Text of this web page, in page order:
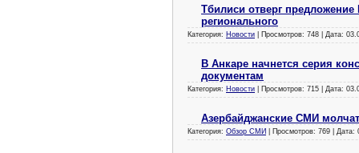
Тбилиси отверг
регионального
Категория: Новости | Просмотров: 748 | Дата:
В Анкаре начнется серия
документам
Категория: Новости | Просмотров: 715 | Дата:
Азербайджанские СМИ
Категория: Обзор СМИ | Просмотров: 769 | Дата: